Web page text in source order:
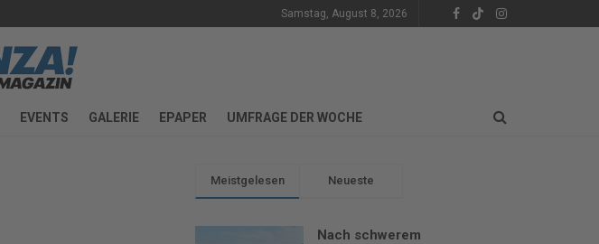
Samstag, August 8, 2026
EVENTS GALERIE EPAPER UMFRAGE DER WOCHE
Meistgelesen Neueste
Nach schwerem